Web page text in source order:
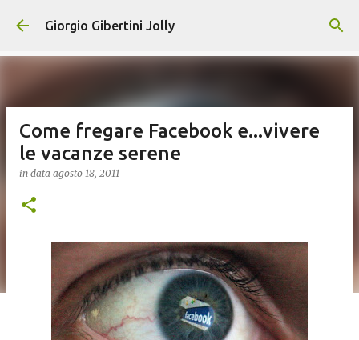
Passa ai contenuti principali
Giorgio Gibertini Jolly
Come fregare Facebook e...vivere
le vacanze serene
in data agosto 18, 2011